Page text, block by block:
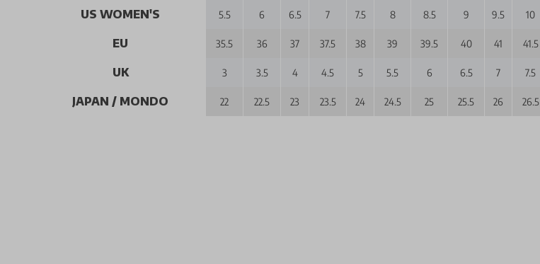
US WOMEN'S 5.5 6 6.5 7 7.5 8 8.5 9 9.5 10
EU 35.5 36 37 37.5 38 39 39.5 40 41 41.5
UK 3 3.5 4 4.5 5 5.5 6 6.5 7 7.5
JAPAN / MONDO 22 22.5 23 23.5 24 24.5 25 25.5 26 26.5